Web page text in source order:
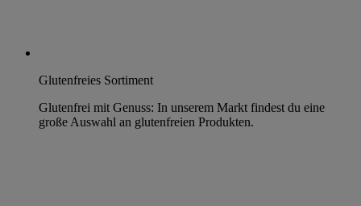
Glutenfreies Sortiment
Glutenfrei mit Genuss: In unserem Markt findest du eine
große Auswahl an glutenfreien Produkten.